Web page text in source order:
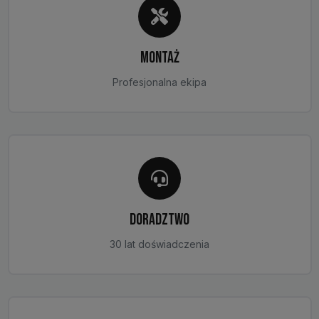
MONTAŻ
Profesjonalna ekipa
DORADZTWO
30 lat doświadczenia